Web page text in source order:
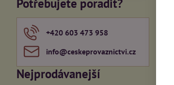
Potřebujete poradit?
+420 603 473 958
info​@ceskeprovaznictvi​.cz
Nejprodávanejší